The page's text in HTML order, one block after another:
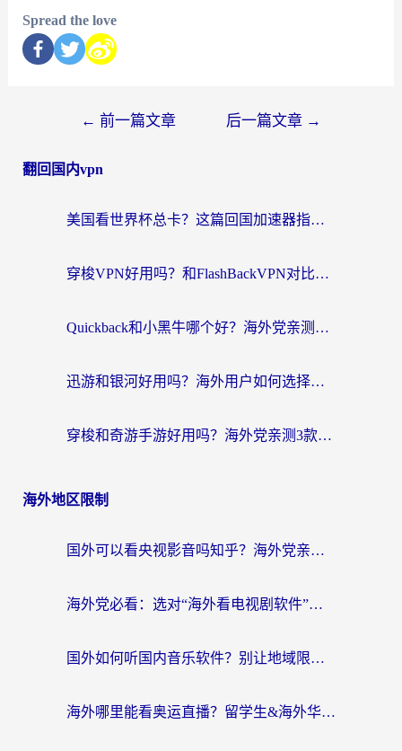
Spread the love
← 前一篇文章 后一篇文章 →
翻回国内vpn
美国看世界杯总卡？这篇回国加速器指南帮你无缝刷国内资源（附苹果手机VPN设置步骤）
穿梭VPN好用吗？和FlashBackVPN对比哪个回国效果更好？
Quickback和小黑牛哪个好？海外党亲测指南，选对回国加速器秒回国内
迅游和银河好用吗？海外用户如何选择回国加速器实现无缝访问国内资源
穿梭和奇游手游好用吗？海外党亲测3款回国加速器，附蜜蜂加速器七天试用攻略
海外地区限制
国外可以看央视影音吗知乎？海外党亲测有效的回国加速方案
海外党必看：选对“海外看电视剧软件”，再也不用愁国内剧刷不了
国外如何听国内音乐软件？别让地域限制，断了你的中文歌单
海外哪里能看奥运直播？留学生&海外华人必看的体育赛事观赛终极指南